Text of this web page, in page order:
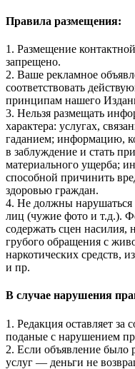
Правила размещения:
1. Размещение
запрещено.
2. Ваше рекламное
соответствовать
принципам нашего
3. Нельзя размещать
характера: услугах,
гаданием; информацию,
в заблуждение и стать
материального ущерба;
способной причинить
здоровью граждан.
4. Не должны нарушаться
лиц (чужие фото и т.д.).
содержать сцен насилия,
грубого обращения с
наркотических средств,
и пр.
В случае нарушения
1. Редакция оставляет за
поданые с нарушением
2. Если объявление
услуг — деньги не